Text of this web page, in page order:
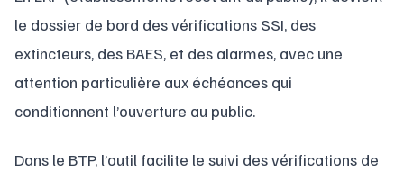
le dossier de bord des vérifications SSI, des
extincteurs, des BAES, et des alarmes, avec une
attention particulière aux échéances qui
conditionnent l’ouverture au public.
Dans le BTP, l’outil facilite le suivi des vérifications de